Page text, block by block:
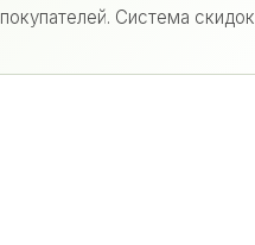
покупателей. Система скидок